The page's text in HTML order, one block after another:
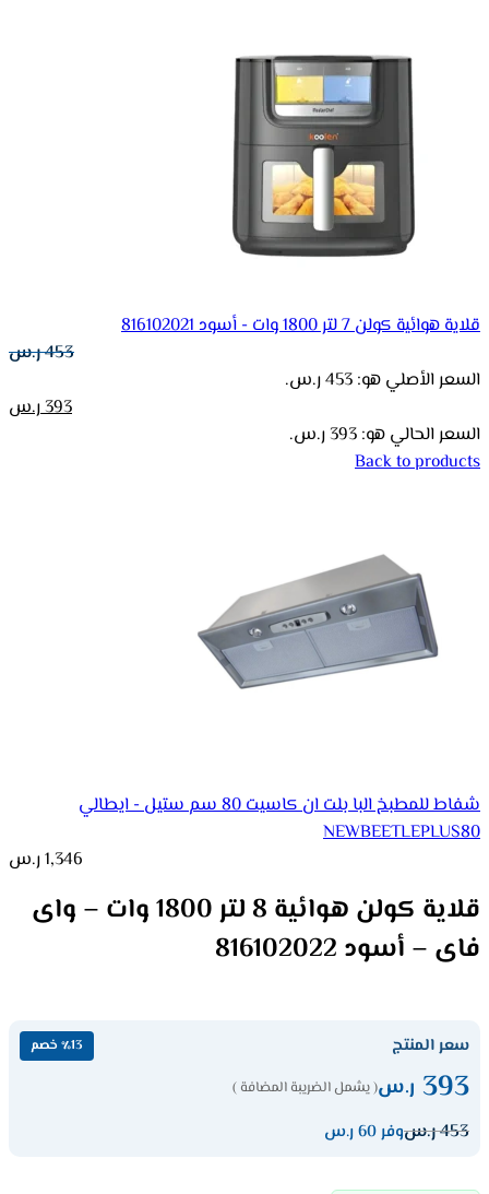
قلاية هوائية كولن 7 لتر 1800 وات - أسود 816102021
453ر.س
السعر الأصلي هو: 453 ر.س.
393ر.س
السعر الحالي هو: 393 ر.س.
Back to products
شفاط للمطبخ البا بلت ان كاسيت 80 سم ستيل - ايطالي
NEWBEETLEPLUS80
1,346ر.س
قلاية كولن هوائية 8 لتر 1800 وات – واى
فاى – أسود 816102022
سعر المنتج ٪13 خصم
393 ر.س( يشمل الضريبة المضافة )
453ر.سوفر 60 ر.س